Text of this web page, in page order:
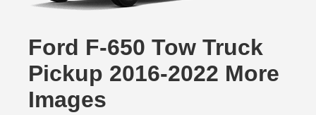
Ford F-650 Tow Truck
Pickup 2016-2022 More
Images